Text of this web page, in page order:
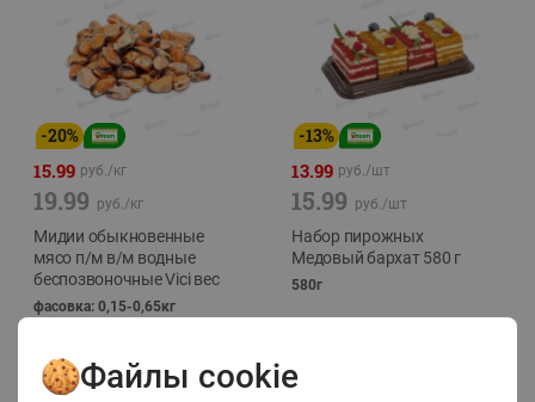
-20%
15.99 руб./кг
19.99 руб./кг
Мидии обыкновенные
мясо п/м в/м водные
беспозвоночные Vici вес
фасовка: 0,15-0,65кг
-13%
13.99 руб./шт
15.99 руб./шт
Набор пирожных
Медовый бархат 580 г
580г
Файлы cookie